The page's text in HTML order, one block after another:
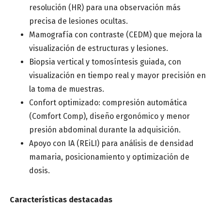
Centro de salud o Institución médica
Mensaje
resolución (HR) para una observación más
precisa de lesiones ocultas.
Mamografía con contraste (CEDM) que mejora la
visualización de estructuras y lesiones.
Biopsia vertical y tomosíntesis guiada, con
visualización en tiempo real y mayor precisión en
la toma de muestras.
Confort optimizado: compresión automática
(Comfort Comp), diseño ergonómico y menor
presión abdominal durante la adquisición.
Apoyo con IA (REiLI) para análisis de densidad
mamaria, posicionamiento y optimización de
dosis.
Características destacadas